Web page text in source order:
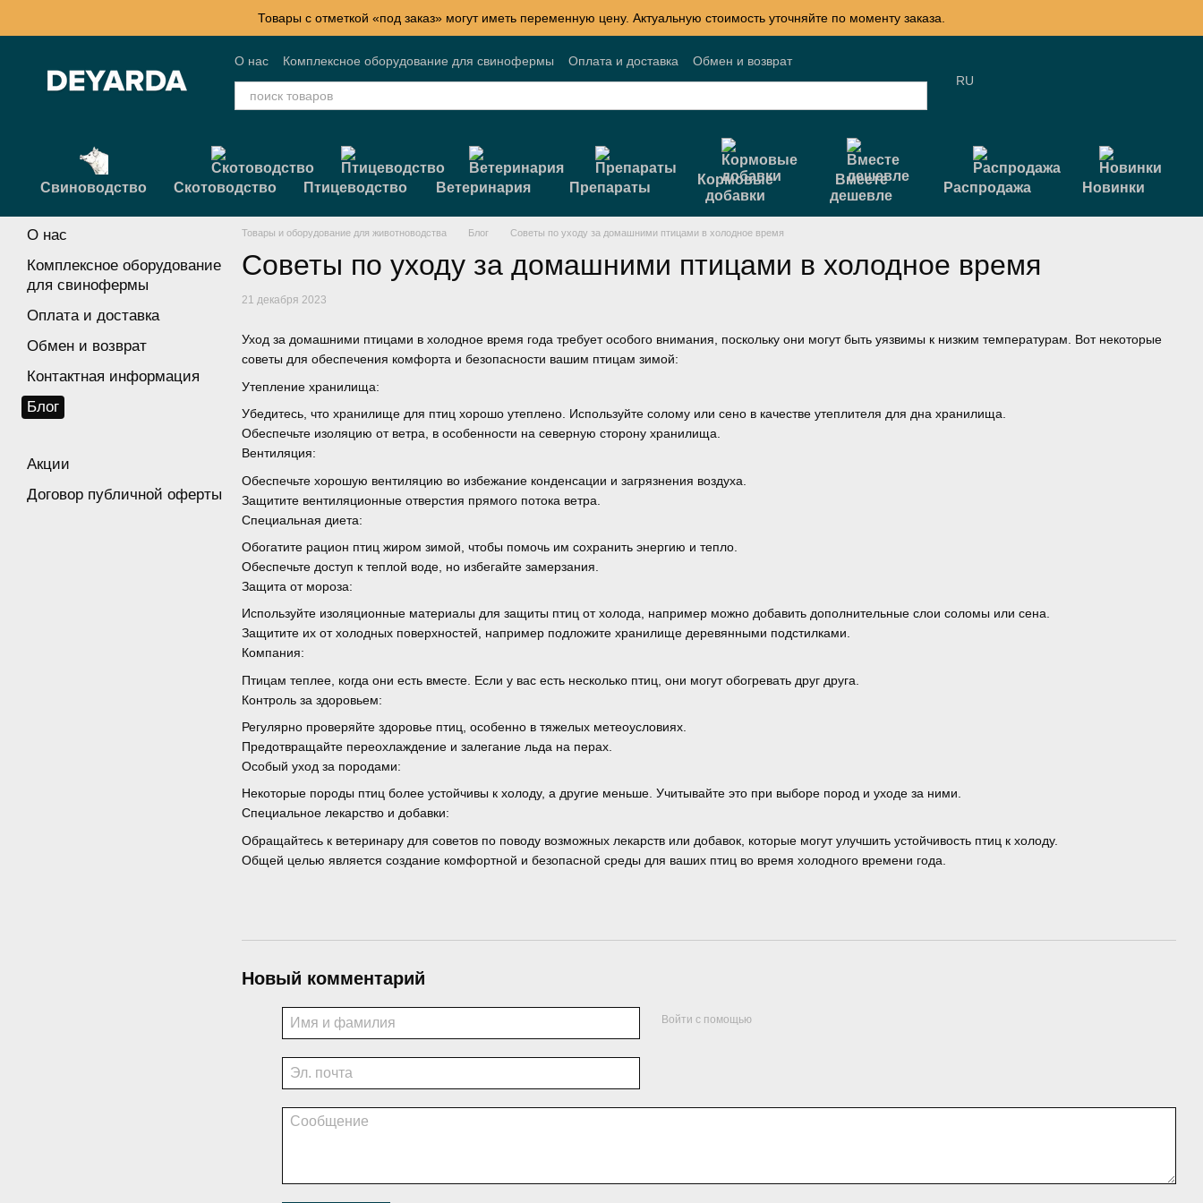
Товары с отметкой «под заказ» могут иметь переменную цену. Актуальную стоимость уточняйте по моменту заказа.
О нас Комплексное оборудование для свинофермы Оплата и доставка
Обмен и возврат
Контактная информация
Блог Акции Договор публичной оферты RU
Свиноводство Скотоводство Птицеводство Ветеринария Препараты
Кормовые
добавки
Вместе
дешевле
Распродажа Новинки
Товары и оборудование для животноводства Блог Советы по уходу за домашними птицами в холодное время
Советы по уходу за домашними птицами в холодное время
21 декабря 2023
Уход за домашними птицами в холодное время года требует особого внимания, поскольку они могут быть уязвимы к низким температурам. Вот некоторые
советы для обеспечения комфорта и безопасности вашим птицам зимой:
Утепление хранилища:
Убедитесь, что хранилище для птиц хорошо утеплено. Используйте солому или сено в качестве утеплителя для дна хранилища.
Обеспечьте изоляцию от ветра, в особенности на северную сторону хранилища.
Вентиляция:
Обеспечьте хорошую вентиляцию во избежание конденсации и загрязнения воздуха.
Защитите вентиляционные отверстия прямого потока ветра.
Специальная диета:
Обогатите рацион птиц жиром зимой, чтобы помочь им сохранить энергию и тепло.
Обеспечьте доступ к теплой воде, но избегайте замерзания.
Защита от мороза:
Используйте изоляционные материалы для защиты птиц от холода, например можно добавить дополнительные слои соломы или сена.
Защитите их от холодных поверхностей, например подложите хранилище деревянными подстилками.
Компания:
Птицам теплее, когда они есть вместе. Если у вас есть несколько птиц, они могут обогревать друг друга.
Контроль за здоровьем:
Регулярно проверяйте здоровье птиц, особенно в тяжелых метеоусловиях.
Предотвращайте переохлаждение и залегание льда на перах.
Особый уход за породами:
Некоторые породы птиц более устойчивы к холоду, а другие меньше. Учитывайте это при выборе пород и уходе за ними.
Специальное лекарство и добавки:
Обращайтесь к ветеринару для советов по поводу возможных лекарств или добавок, которые могут улучшить устойчивость птиц к холоду.
Общей целью является создание комфортной и безопасной среды для ваших птиц во время холодного времени года.
Новый комментарий
Войти с помощью
О нас
Комплексное оборудование
для свинофермы
Оплата и доставка
Обмен и возврат
Контактная информация
Блог
Акции
Договор публичной оферты